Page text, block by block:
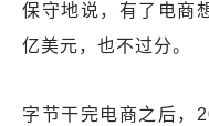
保守地说，有了电商
亿美元，也不过分。
字节干完电商之后，